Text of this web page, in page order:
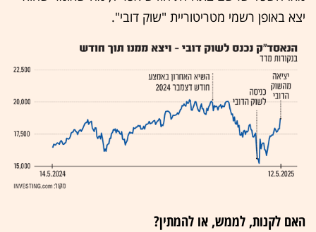
יצא באופן רשמי מטריטוריית "שוק דובי".
האם לקנות, לממש, או להמתין?